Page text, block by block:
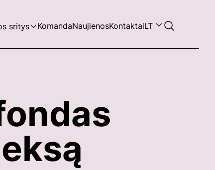
sritys KomandaNaujienosKontaktaiLT